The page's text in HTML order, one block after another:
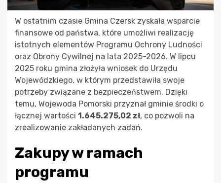
W ostatnim czasie Gmina Czersk zyskała wsparcie
finansowe od państwa, które umożliwi realizację
istotnych elementów Programu Ochrony Ludności
oraz Obrony Cywilnej na lata 2025-2026. W lipcu
2025 roku gmina złożyła wniosek do Urzędu
Wojewódzkiego, w którym przedstawiła swoje
potrzeby związane z bezpieczeństwem. Dzięki
temu, Wojewoda Pomorski przyznał gminie środki o
łącznej wartości 1.645.275,02 zł, co pozwoli na
zrealizowanie zakładanych zadań.
Zakupy w ramach
programu